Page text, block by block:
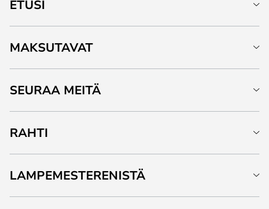
ETUSI
MAKSUTAVAT
SEURAA MEITÄ
RAHTI
LAMPEMESTERENISTÄ